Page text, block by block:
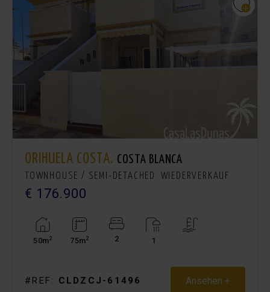
ORIHUELA COSTA. COSTA BLANCA
TOWNHOUSE / SEMI-DETACHED. WIEDERVERKAUF
€ 176.900
50m2 75m2 2 1
#REF: CLDZCJ-61496 Ansehen +